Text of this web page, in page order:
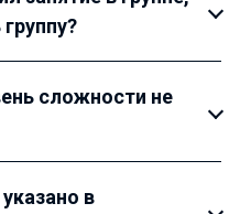
сложности не
в